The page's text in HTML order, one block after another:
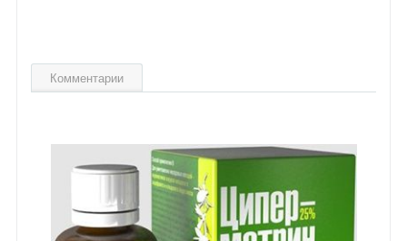
Комментарии